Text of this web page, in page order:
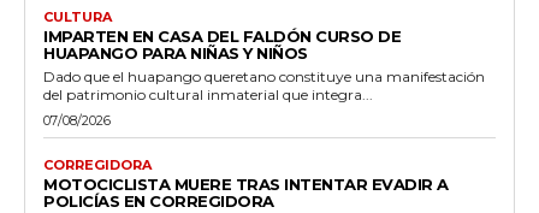
CULTURA
IMPARTEN EN CASA DEL FALDÓN CURSO DE
HUAPANGO PARA NIÑAS Y NIÑOS
Dado que el huapango queretano constituye una manifestación
del patrimonio cultural inmaterial que integra...
07/08/2026
CORREGIDORA
MOTOCICLISTA MUERE TRAS INTENTAR EVADIR A
POLICÍAS EN CORREGIDORA